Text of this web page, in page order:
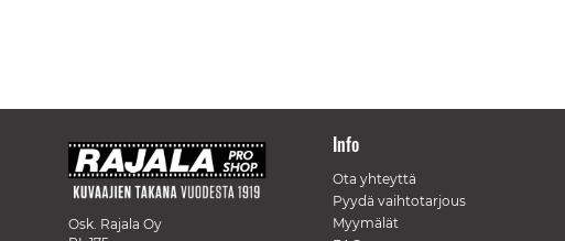
Osk. Rajala Oy
Info
Ota yhteyttä
Pyydä vaihtotarjous
Myymälät